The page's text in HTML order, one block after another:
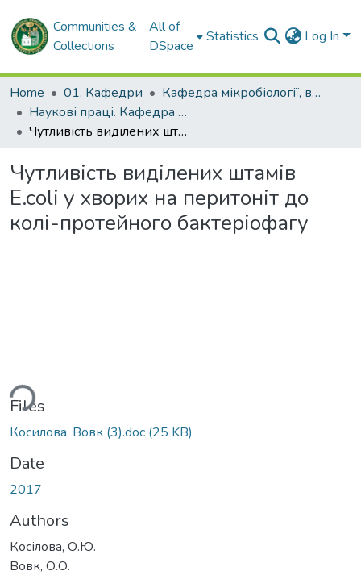
Communities &
Collections
All of
DSpace
Statistics Log In
Home 01. Кафедри
Кафедра мікробіології, вірусології та імунології імені професора Д.П. Гриньова
Наукові праці. Кафедра мікробіології, вірусології та імунології імені професора Д.П. Гриньова
Чутливість виділених штамів E.coli у хворих на перитоніт до колі-протейного бактеріофагу
Чутливість виділених штамів
E.coli у хворих на перитоніт до
колі-протейного бактеріофагу
Files
Косилова, Вовк (3).doc (25 KB)
Date
2017
Authors
Косілова, О.Ю.
Вовк, О.О.